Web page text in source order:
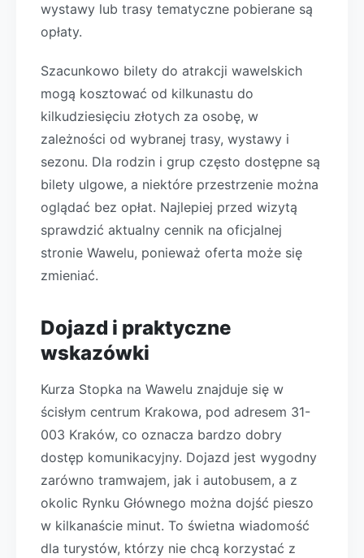
wystawy lub trasy tematyczne pobierane są
opłaty.
Szacunkowo bilety do atrakcji wawelskich
mogą kosztować od kilkunastu do
kilkudziesięciu złotych za osobę, w
zależności od wybranej trasy, wystawy i
sezonu. Dla rodzin i grup często dostępne są
bilety ulgowe, a niektóre przestrzenie można
oglądać bez opłat. Najlepiej przed wizytą
sprawdzić aktualny cennik na oficjalnej
stronie Wawelu, ponieważ oferta może się
zmieniać.
Dojazd i praktyczne
wskazówki
Kurza Stopka na Wawelu znajduje się w
ścisłym centrum Krakowa, pod adresem 31-
003 Kraków, co oznacza bardzo dobry
dostęp komunikacyjny. Dojazd jest wygodny
zarówno tramwajem, jak i autobusem, a z
okolic Rynku Głównego można dojść pieszo
w kilkanaście minut. To świetna wiadomość
dla turystów, którzy nie chcą korzystać z